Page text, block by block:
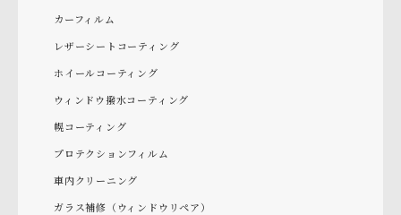
カーフィルム
レザーシートコーティング
ホイールコーティング
ウィンドウ撥水コーティング
幌コーティング
プロテクションフィルム
車内クリーニング
ガラス補修（ウィンドウリペア）